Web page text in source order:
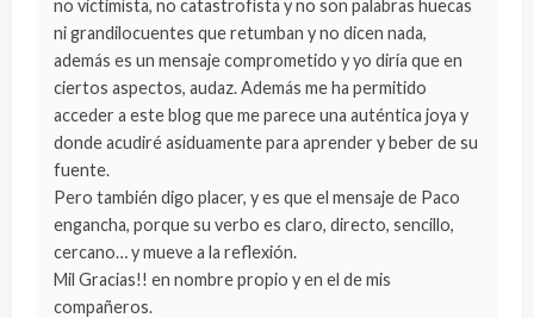
no victimísta, no catastrofísta y no son palabras huecas
ni grandilocuentes que retumban y no dicen nada,
además es un mensaje comprometido y yo diría que en
ciertos aspectos, audaz. Además me ha permitido
acceder a este blog que me parece una auténtica joya y
donde acudiré asiduamente para aprender y beber de su
fuente.
Pero también digo placer, y es que el mensaje de Paco
engancha, porque su verbo es claro, directo, sencillo,
cercano… y mueve a la reflexión.
Mil Gracias!! en nombre propio y en el de mis
compañeros.